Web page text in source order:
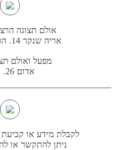
אולם תצוגה
אריה שנקר 14. הרצליה פיתוח
מפעל ואולם
אדום 26. כנות
לקבלת מידע או
ניתן להתקשר או